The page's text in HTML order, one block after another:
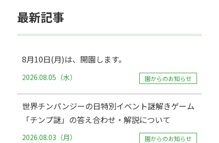
最新記事
8月10日(月)は、開園します。
2026.08.05（水） 園からのお知らせ
世界チンパンジーの日特別イベント謎解きゲーム
「チンプ謎」の答え合わせ・解説について
2026.08.03（月） 園からのお知らせ